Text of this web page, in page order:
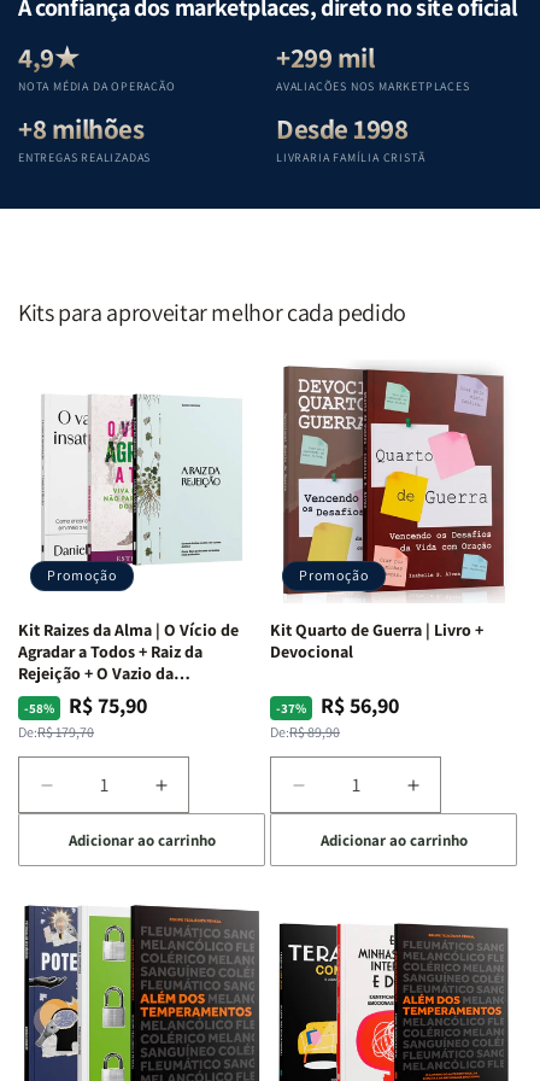
Equipe
Teológica
Penkal
Equipe
Penkal
Equipe
Teológica
Penkal
Equipe
A confiança dos marketplaces, direto no site oficial
4,9★
NOTA MÉDIA DA OPERAÇÃO
+299 mil
AVALIAÇÕES NOS MARKETPLACES
+8 milhões
ENTREGAS REALIZADAS
Desde 1998
LIVRARIA FAMÍLIA CRISTÃ
Kits para aproveitar melhor cada pedido
Promoção
Kit Raizes da Alma | O Vício de
Agradar a Todos + Raiz da
Rejeição + O Vazio da
Insatisfação.
-58%
Preço
normal
De:R$ 179,70
Preço
promocional
R$ 75,90
Diminuir
a
quantidade
de
Raizes
da
Alma
|
O
Vício
Aumentar
a
quantidade
de
Raizes
da
Alma
|
O
Vício
de
Adicionar ao carrinho
Promoção
Kit Quarto de Guerra | Livro +
Devocional
-37%
Preço
normal
De:R$ 89,90
Preço
promocional
R$ 56,90
Diminuir
a
quantidade
de
Quarto
de
Guerra
Livro
+
Devocional
Aumentar
a
quantidade
de
Quarto
de
Guerra
|
Livro
+
Devocional
Adicionar ao carrinho